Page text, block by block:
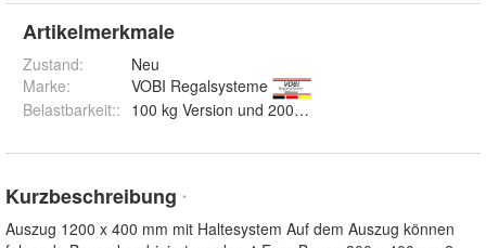
Artikelmerkmale
Zustand:
Neu
Marke:
VOBI Regalsysteme
Belastbarkeit:: 100 kg Version und 200 kg Version
Kurzbeschreibung *
Auszug 1200 x 400 mm mit Haltesystem Auf dem Auszug können